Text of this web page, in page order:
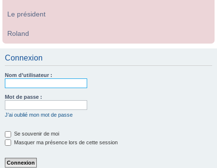
Le président
Roland
Connexion
Nom d’utilisateur :
Mot de passe :
J’ai oublié mon mot de passe
Se souvenir de moi
Masquer ma présence lors de cette session